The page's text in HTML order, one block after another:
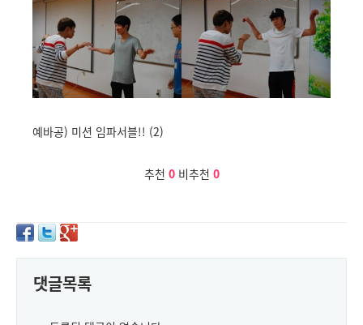
예바공) 미션 임파서블!! (2)
추천 0 비추천 0
댓글목록